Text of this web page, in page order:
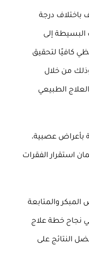
باختلاف درجة
البسيطة إلى
كافيًا لتحقيق
وذلك من خلال
العلاج الطبيعي
بأعراض عصبية،
استقرار الفقرات
والمتابعة
خطة علاج
النتائج على